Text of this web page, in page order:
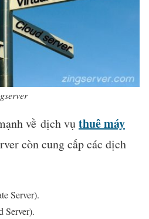
về dịch vụthuê máy
còn cung cấp các dịch
Server).
Server).